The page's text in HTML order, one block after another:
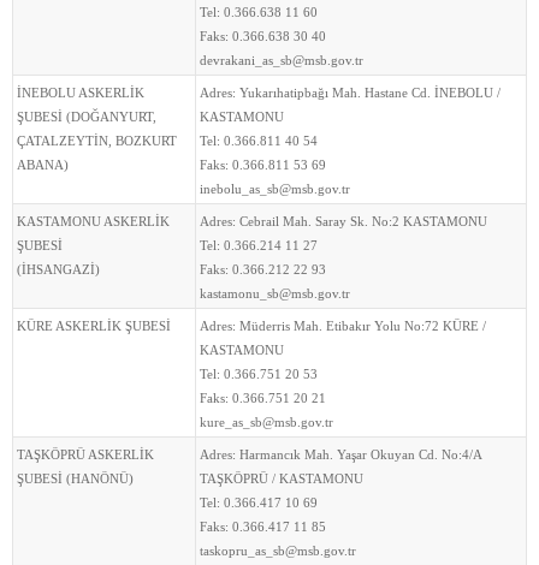
Tel: 0.366.638 11 60
Faks: 0.366.638 30 40
devrakani_as_sb@msb.gov.tr
İNEBOLU ASKERLİK
ŞUBESİ (DOĞANYURT,
ÇATALZEYTİN, BOZKURT
ABANA)
Adres: Yukarıhatipbağı Mah. Hastane Cd. İNEBOLU /
KASTAMONU
Tel: 0.366.811 40 54
Faks: 0.366.811 53 69
inebolu_as_sb@msb.gov.tr
KASTAMONU ASKERLİK
ŞUBESİ
(İHSANGAZİ)
Adres: Cebrail Mah. Saray Sk. No:2 KASTAMONU
Tel: 0.366.214 11 27
Faks: 0.366.212 22 93
kastamonu_sb@msb.gov.tr
KÜRE ASKERLİK ŞUBESİ Adres: Müderris Mah. Etibakır Yolu No:72 KÜRE /
KASTAMONU
Tel: 0.366.751 20 53
Faks: 0.366.751 20 21
kure_as_sb@msb.gov.tr
TAŞKÖPRÜ ASKERLİK
ŞUBESİ (HANÖNÜ)
Adres: Harmancık Mah. Yaşar Okuyan Cd. No:4/A
TAŞKÖPRÜ / KASTAMONU
Tel: 0.366.417 10 69
Faks: 0.366.417 11 85
taskopru_as_sb@msb.gov.tr